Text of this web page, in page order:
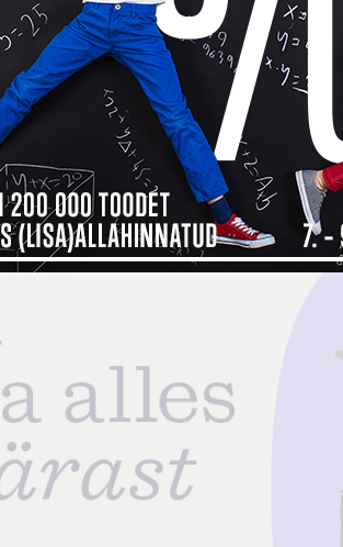
maksad kauba eest
siis Inbank järelmaksu abiga saad
ostukorvis tuleb makseviisiks